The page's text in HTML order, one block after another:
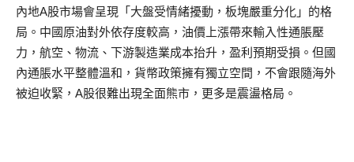
內地A股市場會呈現「大盤受情緒擾動，板塊嚴重分化」的格
局。中國原油對外依存度較高，油價上漲帶來輸入性通脹壓
力，航空、物流、下游製造業成本抬升，盈利預期受損。但國
內通脹水平整體溫和，貨幣政策擁有獨立空間，不會跟隨海外
被迫收緊，A股很難出現全面熊市，更多是震盪格局。